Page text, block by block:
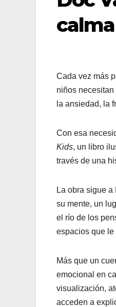
Cada vez más
niños
la ansiedad, la
Con esa
Kids, un libro
través de una
La obra sigue
su mente, un
el río de los
espacios que le
Más que un
emocional en
visualización,
acceden a